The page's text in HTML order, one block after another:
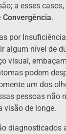
a esses
.
por
algum nível de
visual,
podem
um dos
pessoas não
visão de longe.
diagnosticados